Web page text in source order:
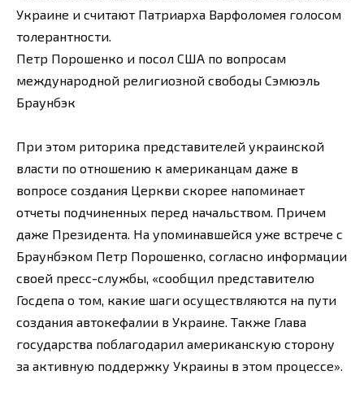
Украине и считают Патриарха Варфоломея голосом
толерантности.
Петр Порошенко и посол США по вопросам
международной религиозной свободы Сэмюэль
Браунбэк
При этом риторика представителей украинской
власти по отношению к американцам даже в
вопросе создания Церкви скорее напоминает
отчеты подчиненных перед начальством. Причем
даже Президента. На упоминавшейся уже встрече с
Браунбэком Петр Порошенко, согласно информации
своей пресс-службы, «сообщил представителю
Госдепа о том, какие шаги осуществляются на пути
создания автокефалии в Украине. Также Глава
государства поблагодарил американскую сторону
за активную поддержку Украины в этом процессе».